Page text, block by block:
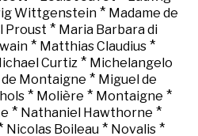
Wittgenstein * Madame de
Proust * Maria Barbara di
* Matthias Claudius*
Curtiz * Michelangelo
de Montaigne * Miguel de
* Molière * Montaigne *
* Nathaniel Hawthorne *
Nicolas Boileau * Novalis *